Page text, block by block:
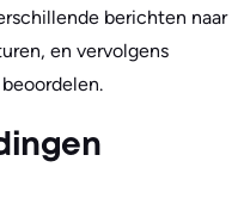
berichten naar
en vervolgens